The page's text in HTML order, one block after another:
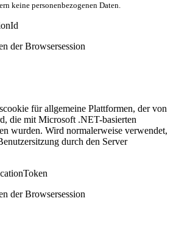
keine personenbezogenen Daten.
der Browsersession
für allgemeine Plattformen, der von
die mit Microsoft .NET-basierten
wurden. Wird normalerweise verwendet,
durch den Server
der Browsersession